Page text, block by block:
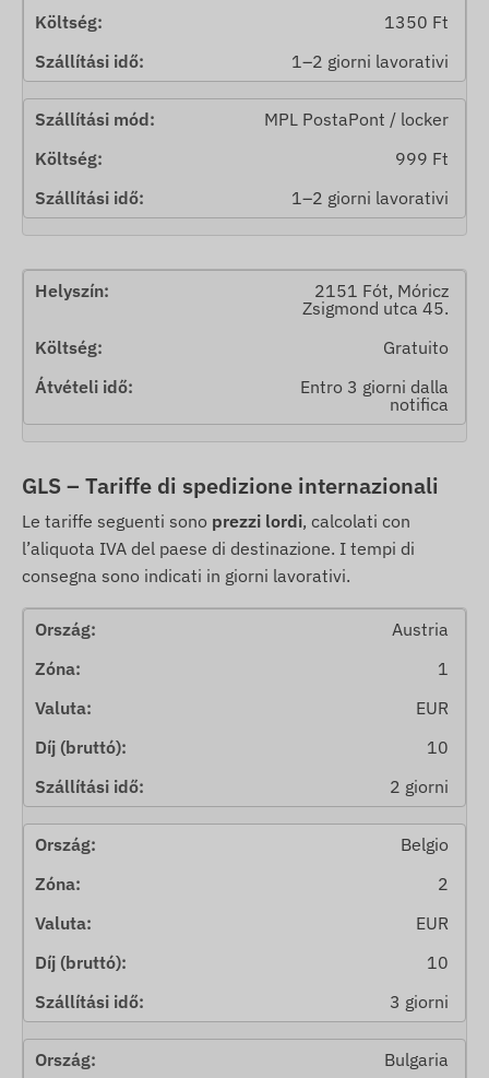
1350 Ft
1–2 giorni lavorativi
MPL PostaPont / locker
999 Ft
1–2 giorni lavorativi
2151 Fót, Móricz
Zsigmond utca 45.
Gratuito
Entro 3 giorni dalla
notifica
GLS – Tariffe di spedizione internazionali
Le tariffe seguenti sono prezzi lordi, calcolati con
l’aliquota IVA del paese di destinazione. I tempi di
consegna sono indicati in giorni lavorativi.
Austria
1
EUR
10
2 giorni
Belgio
2
EUR
10
3 giorni
Bulgaria